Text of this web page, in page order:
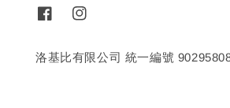
洛基比有限公司 統一編號